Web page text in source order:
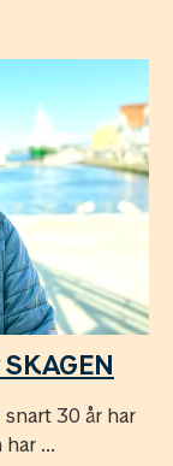
30 år har
...